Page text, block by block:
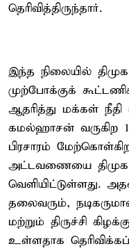
தெரிவித்திருந்தார்.
இந்த நிலையில்
முற்போக்குக்
ஆதரித்து மக்கள்
கமல்ஹாசன் வருகிற
பிரசாரம்
அட்டவணையை
வெளியிட்டுள்ளது.
தலைவரும்,
மற்றும் திருச்சி
உள்ளதாக